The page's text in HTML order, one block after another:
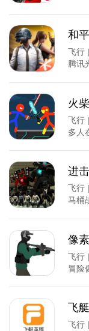
和
飞行 |
腾讯
火
飞行 |
多人
进
飞行 |
马桶
像
飞行 |
冒险
飞
飞行 |